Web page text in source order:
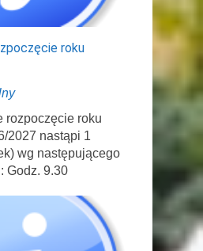
roku
rozpoczęcie roku
2027 nastąpi 1
wg następującego
Godz. 9.30